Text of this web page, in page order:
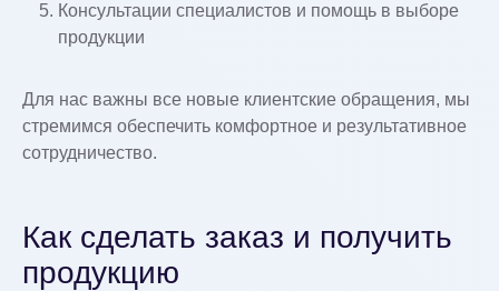
Консультации специалистов и помощь в выборе
продукции
Для нас важны все новые клиентские обращения, мы
стремимся обеспечить комфортное и результативное
сотрудничество.
Как сделать заказ и получить
продукцию